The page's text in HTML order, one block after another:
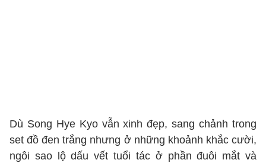
Dù Song Hye Kyo vẫn xinh đẹp, sang chảnh trong
set đồ đen trắng nhưng ở những khoảnh khắc cười,
ngôi sao lộ dấu vết tuổi tác ở phần đuôi mắt và